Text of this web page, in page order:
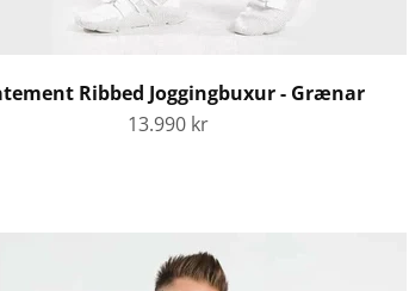
Ribbed Joggingbuxur - Grænar
Tilboðsverð
13.990 kr